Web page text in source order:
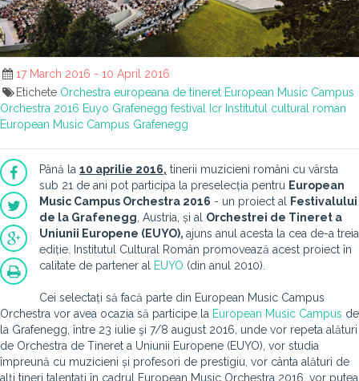
17 March 2016 - 10 April 2016
Etichete Orchestra europeana de tineret European Music Campus
Orchestra 2016 Euyo Grafenegg festival Icr Institutul cultural roman
European Music Campus Grafenegg
Până la 10 aprilie 2016, tinerii muzicieni români cu vârsta
sub 21 de ani pot participa la preselecția pentru European
Music Campus Orchestra 2016 - un proiect al
Festivalului
de la Grafenegg , Austria, și al Orchestrei de Tineret a
Uniunii Europene (EUYO), ajuns anul acesta la cea de-a treia
ediție. Institutul Cultural Român promovează acest proiect în
calitate de partener al
EUYO (din anul 2010).
Cei selectați să facă parte din European Music Campus
Orchestra vor avea ocazia să participe la European Music Campus de
la Grafenegg, între 23 iulie şi 7/8 august 2016, unde vor repeta alături
de Orchestra de Tineret a Uniunii Europene (EUYO), vor studia
împreună cu muzicieni și profesori de prestigiu, vor cânta alături de
alți tineri talentați în cadrul European Music Orchestra 2016, vor putea